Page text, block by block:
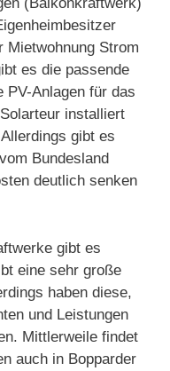
Mietwohnung Strom
es die passende
PV-Anlagen für das
installiert
gibt es
Bundesland
deutlich senken
gibt es
eine sehr große
haben diese,
und Leistungen
Mittlerweile findet
auch in Bopparder